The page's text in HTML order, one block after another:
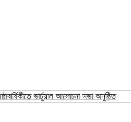
ভার্চুয়াল আলোচনা সভা অনুষ্ঠিত